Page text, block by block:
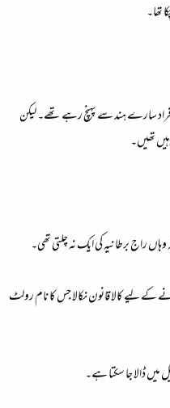
افراد سارے ہند سے پہنچ رہے تھے۔ لیکن
تھیں۔
راج برطانیہ کی ایک نہ چلتی تھی۔
کے لیے کالا قانون نکالا جس کا نام رولٹ
ڈالا جا سکتا ہے۔